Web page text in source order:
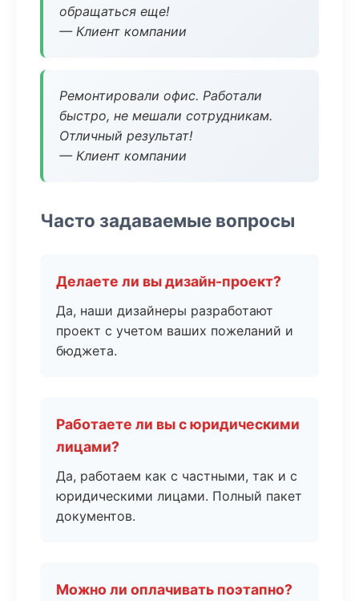
обращаться еще!
— Клиент компании
Ремонтировали офис. Работали
быстро, не мешали сотрудникам.
Отличный результат!
— Клиент компании
Часто задаваемые вопросы
Делаете ли вы дизайн-проект?
Да, наши дизайнеры разработают
проект с учетом ваших пожеланий и
бюджета.
Работаете ли вы с юридическими
лицами?
Да, работаем как с частными, так и с
юридическими лицами. Полный пакет
документов.
Можно ли оплачивать поэтапно?